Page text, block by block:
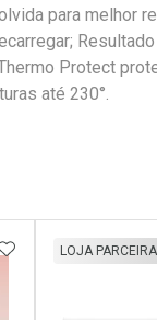
para melhor
Protect
até 230°.
AOS
LOJA PARCEIRA